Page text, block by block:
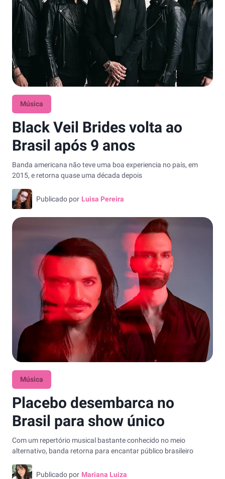
Música
Black Veil Brides volta ao
Brasil após 9 anos
Banda americana não teve uma boa experiencia no país, em
2015, e retorna quase uma década depois
Publicado por Luisa Pereira
Música
Placebo desembarca no
Brasil para show único
Com um repertório musical bastante conhecido no meio
alternativo, banda retorna para encantar público brasileiro
Publicado por Mariana Luiza